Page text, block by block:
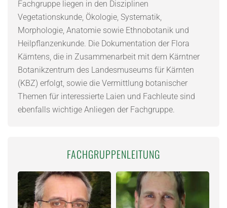
Fachgruppe liegen in den Disziplinen
Vegetationskunde, Ökologie, Systematik,
Morphologie, Anatomie sowie Ethnobotanik und
Heilpflanzenkunde. Die Dokumentation der Flora
Kärntens, die in Zusammenarbeit mit dem Kärntner
Botanikzentrum des Landesmuseums für Kärnten
(KBZ) erfolgt, sowie die Vermittlung botanischer
Themen für interessierte Laien und Fachleute sind
ebenfalls wichtige Anliegen der Fachgruppe.
FACHGRUPPENLEITUNG